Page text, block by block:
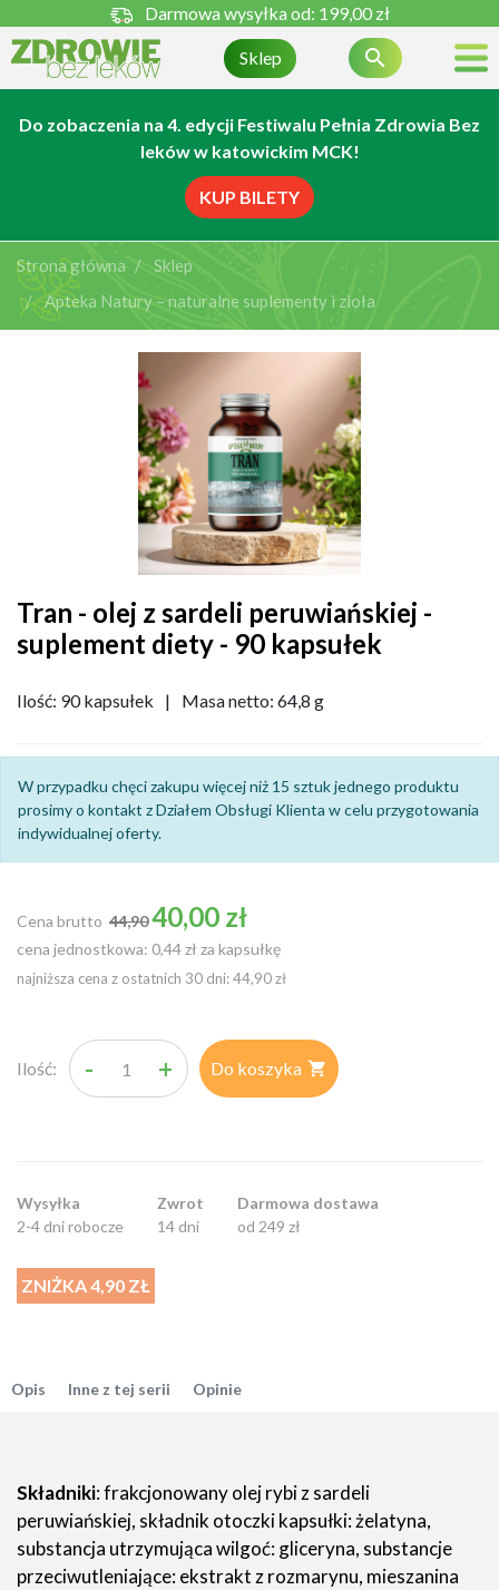
Darmowa wysyłka od: 199,00 zł
Sklep 
Do zobaczenia na 4. edycji Festiwalu Pełnia Zdrowia Bez
leków w katowickim MCK!
KUP BILETY
Strona główna
Sklep
Apteka Natury – naturalne suplementy i zioła
Tran - olej z sardeli peruwiańskiej -
suplement diety - 90 kapsułek
Ilość: 90 kapsułek | Masa netto: 64,8 g
W przypadku chęci zakupu więcej niż 15 sztuk jednego produktu
prosimy o kontakt z Działem Obsługi Klienta w celu przygotowania
indywidualnej oferty.
Cena brutto
Cena podstawowa
44,9040,00 zł
cena jednostkowa: 0,44 zł za kapsułkę
najniższa cena z ostatnich 30 dni: 44,90 zł
Ilość: - + Do koszyka 
Wysyłka
2-4 dni robocze
Zwrot
14 dni
Darmowa dostawa
od 249 zł
ZNIŻKA 4,90 ZŁ
Opis Inne z tej serii Opinie
Składniki: frakcjonowany olej rybi z sardeli
peruwiańskiej, składnik otoczki kapsułki: żelatyna,
substancja utrzymująca wilgoć: gliceryna, substancje
przeciwutleniające: ekstrakt z rozmarynu, mieszanina